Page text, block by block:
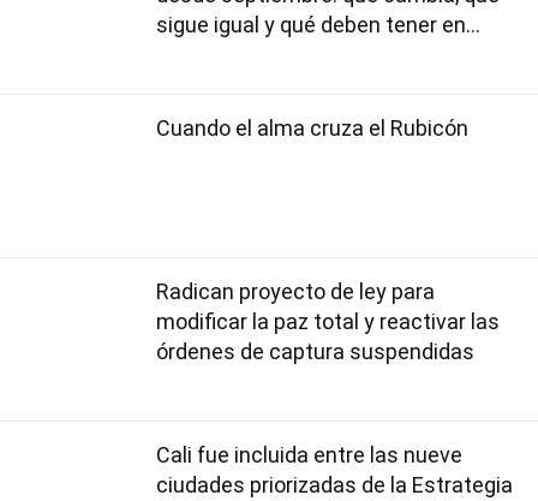
sigue igual y qué deben tener en
Cuando el alma cruza el Rubicón
Radican proyecto de ley para
modificar la paz total y reactivar las
órdenes de captura suspendidas
Cali fue incluida entre las nueve
ciudades priorizadas de la Estrategia